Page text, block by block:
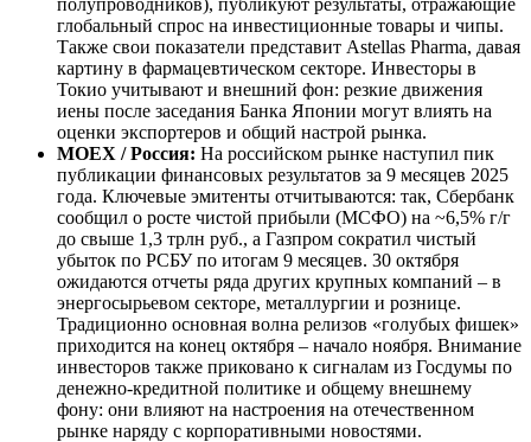
глобальный спрос на инвестиционные товары и чипы.
Также свои показатели представит Astellas Pharma, давая
картину в фармацевтическом секторе. Инвесторы в
Токио учитывают и внешний фон: резкие движения
иены после заседания Банка Японии могут влиять на
оценки экспортеров и общий настрой рынка.
MOEX / Россия: На российском рынке наступил пик
публикации финансовых результатов за 9 месяцев 2025
года. Ключевые эмитенты отчитываются: так, Сбербанк
сообщил о росте чистой прибыли (МСФО) на ~6,5% г/г
до свыше 1,3 трлн руб., а Газпром сократил чистый
убыток по РСБУ по итогам 9 месяцев. 30 октября
ожидаются отчеты ряда других крупных компаний – в
энергосырьевом секторе, металлургии и рознице.
Традиционно основная волна релизов «голубых фишек»
приходится на конец октября – начало ноября. Внимание
инвесторов также приковано к сигналам из Госдумы по
денежно-кредитной политике и общему внешнему
фону: они влияют на настроения на отечественном
рынке наряду с корпоративными новостями.